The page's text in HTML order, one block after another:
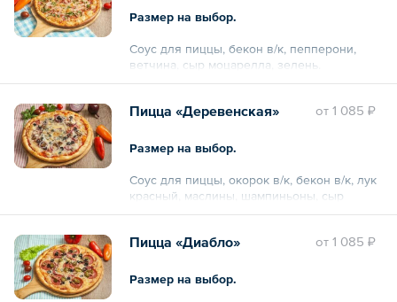
Размер на выбор.
Соус для пиццы, бекон в/к, пепперони,
ветчина, сыр моцарелла, зелень.
oт 1 085 ₽
Пицца «Деревенская»
Размер на выбор.
Соус для пиццы, окорок в/к, бекон в/к, лук
красный, маслины, шампиньоны, сыр
моцарелла.
oт 1 085 ₽
Пицца «Диабло»
Размер на выбор.